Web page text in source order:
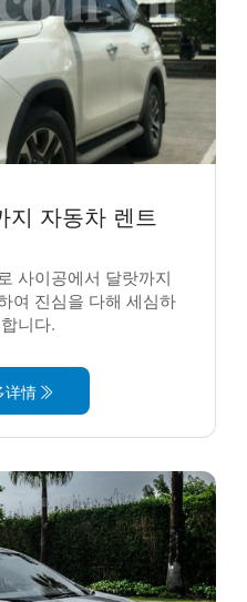
지 자동차 렌트
사이공에서 달랏까지
여 진심을 다해 세심하
니다.
详情